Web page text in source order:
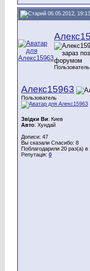
06.05.2012, 19:13
Пользователь
Алекс15963
Пользователь
Звідки Ви: Киев
Авто: Хундай
Дописи: 47
Вы сказали Спасибо: 8
Поблагодарили 20 раз(а)
Репутація: 0